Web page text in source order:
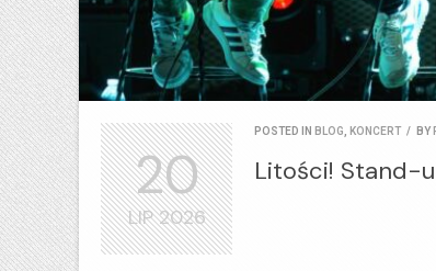
POSTED IN BLOG KONCERT / BY
Litości! Stand-
20
LIP2026